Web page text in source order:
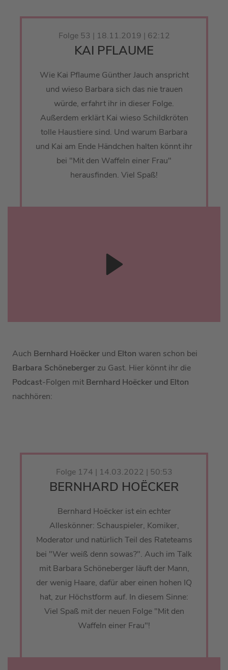
Folge 53 | 18.11.2019 | 62:12
KAI PFLAUME
Wie Kai Pflaume Günther Jauch anspricht
und wieso Barbara sich das nie trauen
würde, erfahrt ihr in dieser Folge.
Außerdem erklärt Kai wieso Schildkröten
tolle Haustiere sind. Und warum Barbara
und Kai am Ende Händchen halten könnt ihr
bei "Mit den Waffeln einer Frau"
herausfinden. Viel Spaß!
Auch Bernhard Hoëcker und Elton waren schon bei
Barbara Schöneberger zu Gast. Hier könnt ihr die
Podcast-Folgen mit Bernhard Hoëcker und Elton
nachhören:
Folge 174 | 14.03.2022 | 50:53
BERNHARD HOËCKER
Bernhard Hoëcker ist ein echter
Alleskönner: Schauspieler, Komiker,
Moderator und natürlich Teil des Rateteams
bei "Wer weiß denn sowas?". Auch im Talk
mit Barbara Schöneberger läuft der Mann,
der wenig Haare, dafür aber einen hohen IQ
hat, zur Höchstform auf. In diesem Sinne:
Viel Spaß mit der neuen Folge "Mit den
Waffeln einer Frau"!